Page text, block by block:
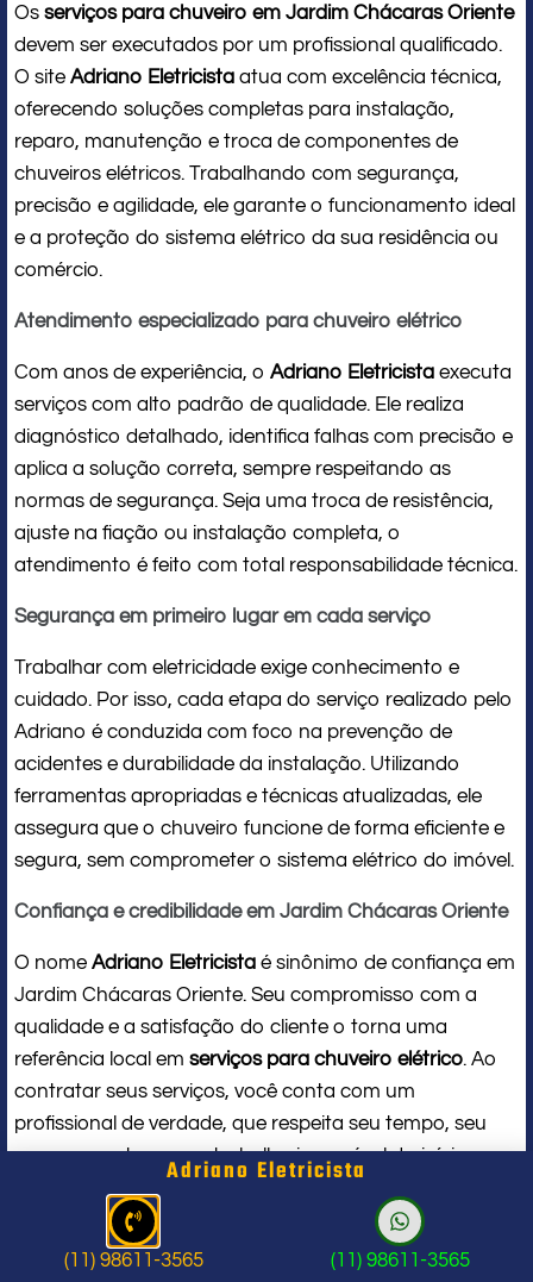
Os serviços para chuveiro em Jardim Chácaras Oriente
devem ser executados por um profissional qualificado.
O site Adriano Eletricista atua com excelência técnica,
oferecendo soluções completas para instalação,
reparo, manutenção e troca de componentes de
chuveiros elétricos. Trabalhando com segurança,
precisão e agilidade, ele garante o funcionamento ideal
e a proteção do sistema elétrico da sua residência ou
comércio.
Atendimento especializado para chuveiro elétrico
Com anos de experiência, o Adriano Eletricista executa
serviços com alto padrão de qualidade. Ele realiza
diagnóstico detalhado, identifica falhas com precisão e
aplica a solução correta, sempre respeitando as
normas de segurança. Seja uma troca de resistência,
ajuste na fiação ou instalação completa, o
atendimento é feito com total responsabilidade técnica.
Segurança em primeiro lugar em cada serviço
Trabalhar com eletricidade exige conhecimento e
cuidado. Por isso, cada etapa do serviço realizado pelo
Adriano é conduzida com foco na prevenção de
acidentes e durabilidade da instalação. Utilizando
ferramentas apropriadas e técnicas atualizadas, ele
assegura que o chuveiro funcione de forma eficiente e
segura, sem comprometer o sistema elétrico do imóvel.
Confiança e credibilidade em Jardim Chácaras Oriente
O nome Adriano Eletricista é sinônimo de confiança em
Jardim Chácaras Oriente. Seu compromisso com a
qualidade e a satisfação do cliente o torna uma
referência local em serviços para chuveiro elétrico. Ao
contratar seus serviços, você conta com um
profissional de verdade, que respeita seu tempo, seu
espaço e entrega um trabalho impecável do início ao
Problema com chuveiro: sinais que
Adriano Eletricista
(11) 98611-3565 (11) 98611-3565